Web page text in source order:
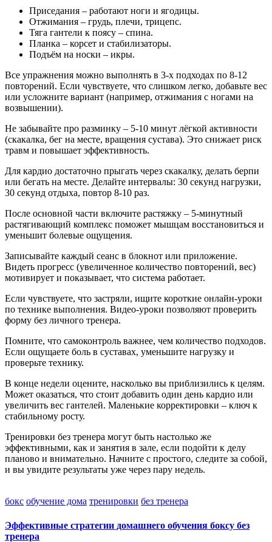
Приседания – работают ноги и ягодицы.
Отжимания – грудь, плечи, трицепс.
Тяга гантели к поясу – спина.
Планка – корсет и стабилизаторы.
Подъём на носки – икры.
Все упражнения можно выполнять в 3‑х подходах по 8‑12
повторений. Если чувствуете, что слишком легко, добавьте вес
или усложните вариант (например, отжимания с ногами на
возвышении).
Не забывайте про разминку – 5‑10 минут лёгкой активности
(скакалка, бег на месте, вращения сустава). Это снижает риск
травм и повышает эффективность.
Для кардио достаточно прыгать через скакалку, делать берпи
или бегать на месте. Делайте интервалы: 30 секунд нагрузки,
30 секунд отдыха, повтор 8‑10 раз.
После основной части включите растяжку – 5‑минутный
растягивающий комплекс поможет мышцам восстановиться и
уменьшит болевые ощущения.
Записывайте каждый сеанс в блокнот или приложение.
Видеть прогресс (увеличенное количество повторений, вес)
мотивирует и показывает, что система работает.
Если чувствуете, что застряли, ищите короткие онлайн‑уроки
по технике выполнения. Видео‑уроки позволяют проверить
форму без личного тренера.
Помните, что самоконтроль важнее, чем количество подходов.
Если ощущаете боль в суставах, уменьшите нагрузку и
проверьте технику.
В конце недели оцените, насколько вы приблизились к целям.
Может оказаться, что стоит добавить один день кардио или
увеличить вес гантелей. Маленькие корректировки – ключ к
стабильному росту.
Тренировки без тренера могут быть настолько же
эффективными, как и занятия в зале, если подойти к делу
планово и внимательно. Начните с простого, следите за собой,
и вы увидите результаты уже через пару недель.
бокс обучение дома тренировки без тренера
Эффективные стратегии домашнего обучения боксу без
тренера